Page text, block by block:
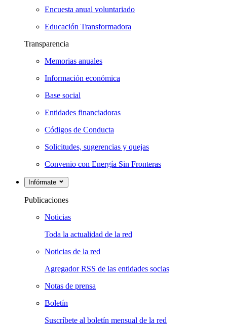
Encuesta anual voluntariado
Educación Transformadora
Transparencia
Memorias anuales
Información económica
Base social
Entidades financiadoras
Códigos de Conducta
Solicitudes, sugerencias y quejas
Convenio con Energía Sin Fronteras
Infórmate
Publicaciones
Noticias
Toda la actualidad de la red
Noticias de la red
Agregador RSS de las entidades socias
Notas de prensa
Boletín
Suscríbete al boletín mensual de la red